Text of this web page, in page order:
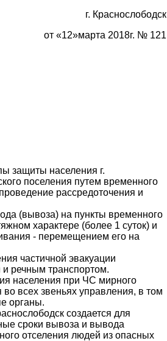
2018г. № 121
защиты населения г.
поселения путем временного
рассредоточения и
(вывоза) на пункты временного
характере (более 1 суток) и
- перемещением его на
частичной эвакуации
и речным транспортом.
населения при ЧС мирного
всех звеньях управления, в том
органы.
создается для
сроки вывоза и вывода
отселения людей из опасных